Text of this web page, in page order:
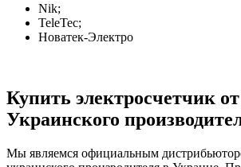
Nik;
TeleTec;
Новатек-Электро
Купить электросчетчик от
Украинского
Мы являемся официальным